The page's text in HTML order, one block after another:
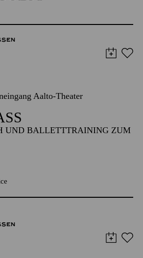
Aalto-Theater
UND BALLETTTRAINING ZUM